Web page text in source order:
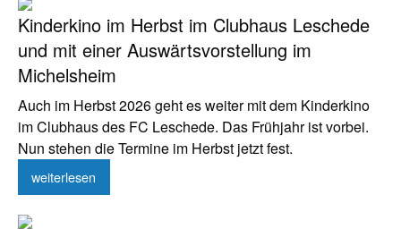
Kinderkino im Herbst im Clubhaus Leschede
und mit einer Auswärtsvorstellung im
Michelsheim
Auch im Herbst 2026 geht es weiter mit dem Kinderkino
im Clubhaus des FC Leschede. Das Frühjahr ist vorbei.
Nun stehen die Termine im Herbst jetzt fest.
weiterlesen